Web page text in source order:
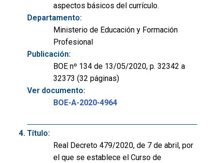
aspectos básicos del currículo.
Departamento:
Ministerio de Educación y Formación
Profesional
Publicación:
BOE nº 134 de 13/05/2020, p. 32342 a
32373 (32 páginas)
Ver documento:
BOE-A-2020-4964
Título:
Real Decreto 479/2020, de 7 de abril, por
el que se establece el Curso de